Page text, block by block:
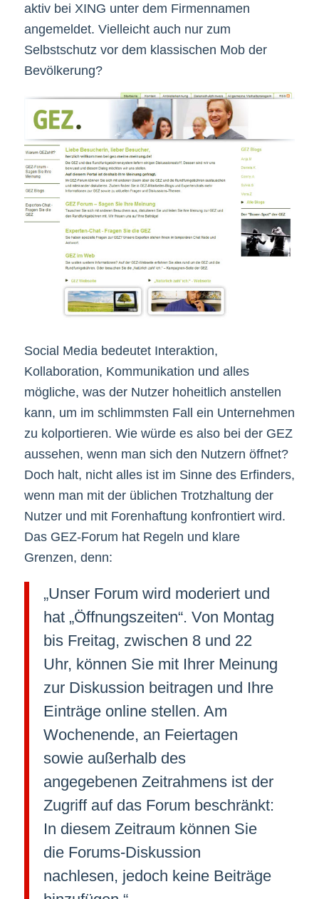
aktiv bei XING unter dem Firmennamen
angemeldet. Vielleicht auch nur zum
Selbstschutz vor dem klassischen Mob der
Bevölkerung?
Social Media bedeutet Interaktion,
Kollaboration, Kommunikation und alles
mögliche, was der Nutzer hoheitlich anstellen
kann, um im schlimmsten Fall ein Unternehmen
zu kolportieren. Wie würde es also bei der GEZ
aussehen, wenn man sich den Nutzern öffnet?
Doch halt, nicht alles ist im Sinne des Erfinders,
wenn man mit der üblichen Trotzhaltung der
Nutzer und mit Forenhaftung konfrontiert wird.
Das GEZ-Forum hat Regeln und klare
Grenzen, denn:
„Unser Forum wird moderiert und
hat „Öffnungszeiten“. Von Montag
bis Freitag, zwischen 8 und 22
Uhr, können Sie mit Ihrer Meinung
zur Diskussion beitragen und Ihre
Einträge online stellen. Am
Wochenende, an Feiertagen
sowie außerhalb des
angegebenen Zeitrahmens ist der
Zugriff auf das Forum beschränkt:
In diesem Zeitraum können Sie
die Forums-Diskussion
nachlesen, jedoch keine Beiträge